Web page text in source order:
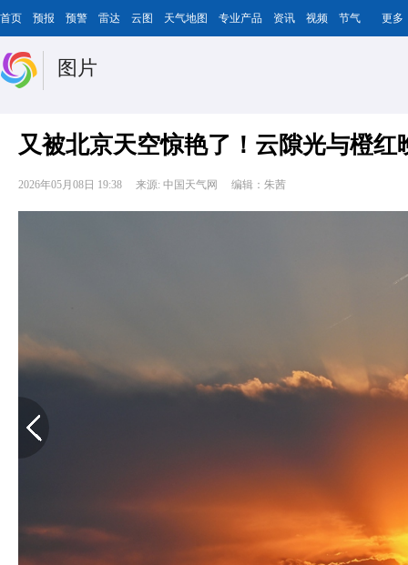
首页 预报 预警 雷达 云图 天气地图 专业产品 资讯 视频 节气 更多
图片
又被北京天空惊艳了！云隙光与橙红
2026年05月08日 19:38 来源: 中国天气网 编辑：朱茜